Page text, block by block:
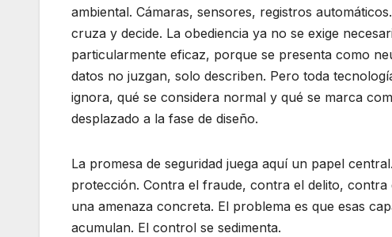
ambiental. Cámaras, sensores, registros
cruza y decide. La obediencia ya no se exige
particularmente eficaz, porque se presenta como
datos no juzgan, solo describen. Pero toda
ignora, qué se considera normal y qué se marca
desplazado a la fase de diseño.
La promesa de seguridad juega aquí un papel
protección. Contra el fraude, contra el delito,
una amenaza concreta. El problema es que esas
acumulan. El control se sedimenta.